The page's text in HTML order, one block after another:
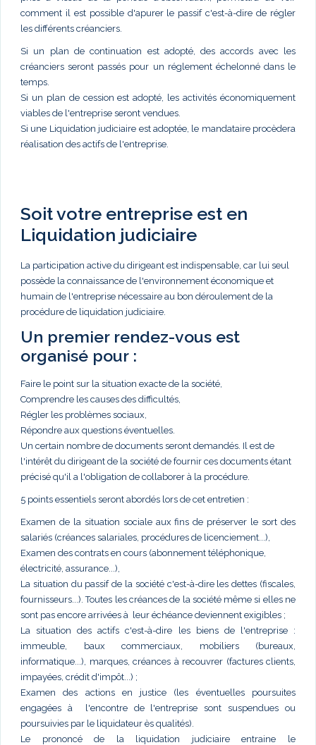
comment il est possible d'apurer le passif c'est-à-dire de régler
les différents créanciers.
Si un plan de continuation est adopté, des accords avec les
créanciers seront passés pour un réglement échelonné dans le
temps.
Si un plan de cession est adopté, les activités économiquement
viables de l'entreprise seront vendues.
Si une Liquidation judiciaire est adoptée, le mandataire procèdera
réalisation des actifs de l'entreprise.
Soit votre entreprise est en
Liquidation judiciaire
La participation active du dirigeant est indispensable, car lui seul
possède la connaissance de l'environnement économique et
humain de l'entreprise nécessaire au bon déroulement de la
procédure de liquidation judiciaire.
Un premier rendez-vous est
organisé pour :
Faire le point sur la situation exacte de la société,
Comprendre les causes des difficultés,
Régler les problèmes sociaux,
Répondre aux questions éventuelles.
Un certain nombre de documents seront demandés. Il est de
l'intérêt du dirigeant de la société de fournir ces documents étant
précisé qu'il a l'obligation de collaborer à la procédure.
5 points essentiels seront abordés lors de cet entretien :
Examen de la situation sociale aux fins de préserver le sort des
salariés (créances salariales, procédures de licenciement...),
Examen des contrats en cours (abonnement téléphonique,
électricité, assurance...),
La situation du passif de la société c'est-à-dire les dettes (fiscales,
fournisseurs...). Toutes les créances de la société même si elles ne
sont pas encore arrivées à leur échéance deviennent exigibles ;
La situation des actifs c'est-à-dire les biens de l'entreprise :
immeuble, baux commerciaux, mobiliers (bureaux,
informatique...), marques, créances à recouvrer (factures clients,
impayées, crédit d'impôt...) ;
Examen des actions en justice (les éventuelles poursuites
engagées à l'encontre de l'entreprise sont suspendues ou
poursuivies par le liquidateur ès qualités).
Le prononcé de la liquidation judiciaire entraine le